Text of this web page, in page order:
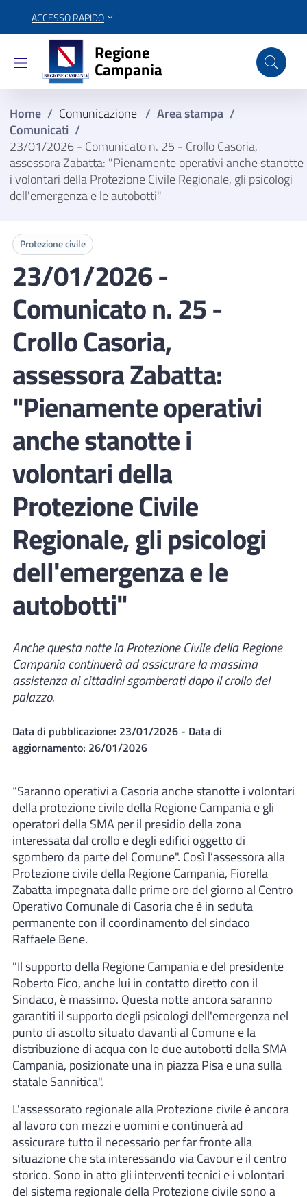
ACCESSO RAPIDO
Regione Campania
Regione
Campania
Home / Comunicazione / Area stampa /
Comunicati /
23/01/2026 - Comunicato n. 25 - Crollo Casoria,
assessora Zabatta: "Pienamente operativi anche stanotte
i volontari della Protezione Civile Regionale, gli psicologi
dell'emergenza e le autobotti"
Protezione civile
23/01/2026 -
Comunicato n. 25 -
Crollo Casoria,
assessora Zabatta:
"Pienamente operativi
anche stanotte i
volontari della
Protezione Civile
Regionale, gli psicologi
dell'emergenza e le
autobotti"
Anche questa notte la Protezione Civile della Regione
Campania continuerà ad assicurare la massima
assistenza ai cittadini sgomberati dopo il crollo del
palazzo.
Data di pubblicazione: 23/01/2026 - Data di
aggiornamento: 26/01/2026
“Saranno operativi a Casoria anche stanotte i volontari
della protezione civile della Regione Campania e gli
operatori della SMA per il presidio della zona
interessata dal crollo e degli edifici oggetto di
sgombero da parte del Comune". Così l’assessora alla
Protezione civile della Regione Campania, Fiorella
Zabatta impegnata dalle prime ore del giorno al Centro
Operativo Comunale di Casoria che è in seduta
permanente con il coordinamento del sindaco
Raffaele Bene.
"Il supporto della Regione Campania e del presidente
Roberto Fico, anche lui in contatto diretto con il
Sindaco, è massimo. Questa notte ancora saranno
garantiti il supporto degli psicologi dell'emergenza nel
punto di ascolto situato davanti al Comune e la
distribuzione di acqua con le due autobotti della SMA
Campania, posizionate una in piazza Pisa e una sulla
statale Sannitica".
L'assessorato regionale alla Protezione civile è ancora
al lavoro con mezzi e uomini e continuerà ad
assicurare tutto il necessario per far fronte alla
situazione che sta interessando via Cavour e il centro
storico. Sono in atto gli interventi tecnici e i volontari
del sistema regionale della Protezione civile sono a